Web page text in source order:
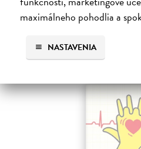
maximálneho pohodlia a
NASTAVENIA
16,01 €
16,50 € ?